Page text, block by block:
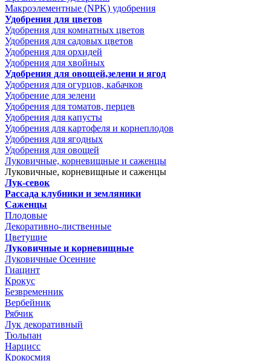
Макроэлементные (NPK) удобрения
Удобрения для цветов
Удобрения для комнатных цветов
Удобрения для садовых цветов
Удобрения для орхидей
Удобрения для хвойных
Удобрения для овощей,зелени и ягод
Удобрения для огурцов, кабачков
Удобрение для зелени
Удобрения для томатов, перцев
Удобрения для капусты
Удобрения для картофеля и корнеплодов
Удобрения для ягодных
Удобрения для овощей
Луковичные, корневищные и саженцы
Луковичные, корневищные и саженцы
Лук-севок
Рассада клубники и земляники
Саженцы
Плодовые
Декоративно-лиственные
Цветущие
Луковичные и корневищные
Луковичные Осенние
Гиацинт
Крокус
Безвременник
Вербейник
Рябчик
Лук декоративный
Тюльпан
Нарцисс
Крокосмия